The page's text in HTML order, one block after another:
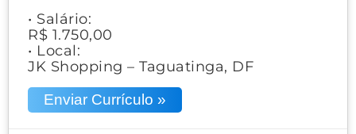
• Salário:
R$ 1.750,00
• Local:
JK Shopping – Taguatinga, DF
Enviar Currículo »